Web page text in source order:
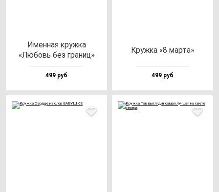
Имен­ная круж­ка
«Любовь без гра­ниц»
499 руб
Круж­ка «8 мар­та»
499 руб